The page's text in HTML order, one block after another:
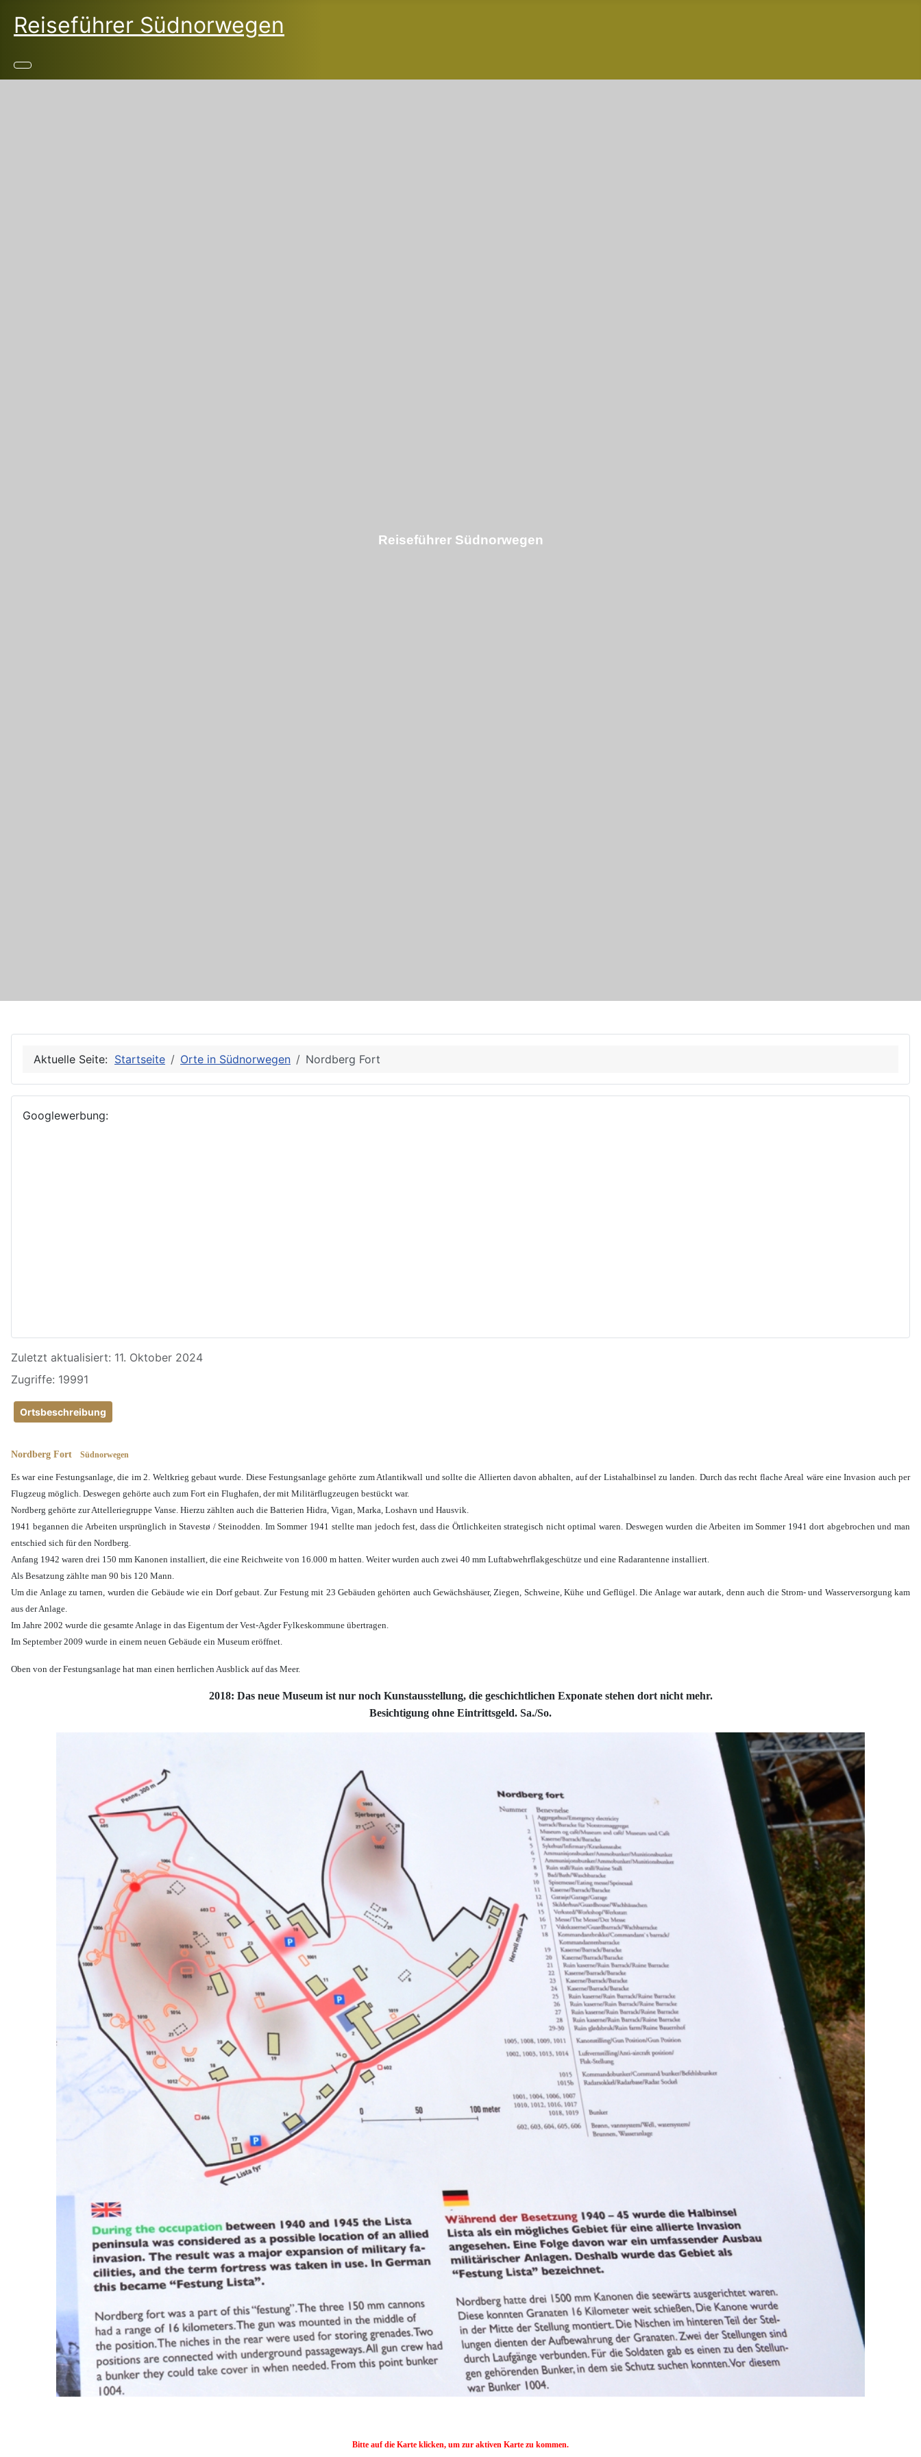
Reiseführer Südnorwegen
Reiseführer Südnorwegen
Aktuelle Seite: Startseite Orte in Südnorwegen Nordberg Fort
Googlewerbung:
Details
Zuletzt aktualisiert: 11. Oktober 2024
Zugriffe: 19991
Ortsbeschreibung
Nordberg Fort Südnorwegen
Es war eine Festungsanlage, die im 2. Weltkrieg gebaut wurde. Diese Festungsanlage gehörte zum Atlantikwall und sollte die Allierten davon abhalten, auf der Listahalbinsel zu landen. Durch das recht flache Areal wäre eine Invasion auch per
Flugzeug möglich. Deswegen gehörte auch zum Fort ein Flughafen, der mit Militärflugzeugen bestückt war.
Nordberg gehörte zur Attelleriegruppe Vanse. Hierzu zählten auch die Batterien Hidra, Vigan, Marka, Loshavn und Hausvik.
1941 begannen die Arbeiten ursprünglich in Stavestø / Steinodden. Im Sommer 1941 stellte man jedoch fest, dass die Örtlichkeiten strategisch nicht optimal waren. Deswegen wurden die Arbeiten im Sommer 1941 dort abgebrochen und man
entschied sich für den Nordberg.
Anfang 1942 waren drei 150 mm Kanonen installiert, die eine Reichweite von 16.000 m hatten. Weiter wurden auch zwei 40 mm Luftabwehrflakgeschütze und eine Radarantenne installiert.
Als Besatzung zählte man 90 bis 120 Mann.
Um die Anlage zu tarnen, wurden die Gebäude wie ein Dorf gebaut. Zur Festung mit 23 Gebäuden gehörten auch Gewächshäuser, Ziegen, Schweine, Kühe und Geflügel. Die Anlage war autark, denn auch die Strom- und Wasserversorgung kam
aus der Anlage.
Im Jahre 2002 wurde die gesamte Anlage in das Eigentum der Vest-Agder Fylkeskommune übertragen.
Im September 2009 wurde in einem neuen Gebäude ein Museum eröffnet.
Oben von der Festungsanlage hat man einen herrlichen Ausblick auf das Meer.
2018: Das neue Museum ist nur noch Kunstausstellung, die geschichtlichen Exponate stehen dort nicht mehr.
Besichtigung ohne Eintrittsgeld. Sa./So.
Bitte auf die Karte klicken, um zur aktiven Karte zu kommen.